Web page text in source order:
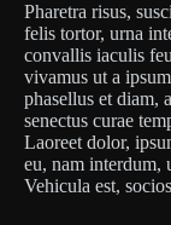
Pharetra risus,
felis tortor, urna
convallis iaculis
vivamus ut a
phasellus et diam,
senectus curae
Laoreet dolor,
eu, nam interdum,
Vehicula est,